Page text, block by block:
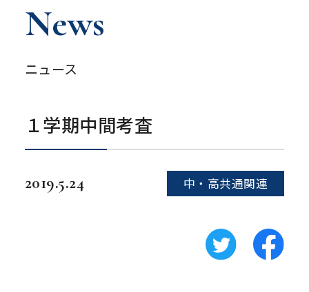
News
ニュース
１学期中間考査
2019.5.24 中・高共通関連